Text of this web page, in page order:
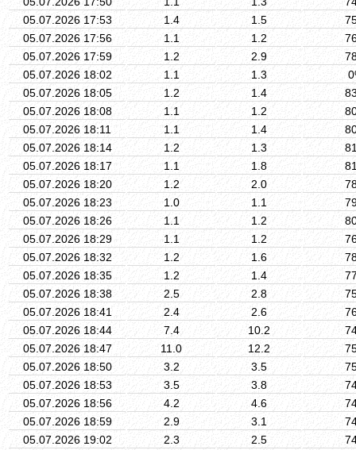
05.07.2026 17:53
1.4 1.5
05.07.2026 17:56
1.1 1.2
05.07.2026 17:59
1.2 2.9
05.07.2026 18:02
1.1 1.3
05.07.2026 18:05
1.2 1.4
05.07.2026 18:08
1.1 1.2
05.07.2026 18:11
1.1 1.4
05.07.2026 18:14
1.2 1.3
05.07.2026 18:17
1.1 1.8
05.07.2026 18:20
1.2 2.0
05.07.2026 18:23
1.0 1.1
05.07.2026 18:26
1.1 1.2
05.07.2026 18:29
1.1 1.2
05.07.2026 18:32
1.2 1.6
05.07.2026 18:35
1.2 1.4
05.07.2026 18:38
2.5 2.8
05.07.2026 18:41
2.4 2.6
05.07.2026 18:44
7.4 10.2
05.07.2026 18:47
11.0 12.2
05.07.2026 18:50
3.2 3.5
05.07.2026 18:53
3.5 3.8
05.07.2026 18:56
4.2 4.6
05.07.2026 18:59
2.9 3.1
05.07.2026 19:02
2.3 2.5